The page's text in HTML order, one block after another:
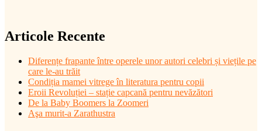
Articole Recente
Diferențe frapante între operele unor autori celebri și viețile pe
care le-au trăit
Condiția mamei vitrege în literatura pentru copii
Eroii Revoluției – stație capcană pentru nevăzători
De la Baby Boomers la Zoomeri
Aşa murit-a Zarathustra